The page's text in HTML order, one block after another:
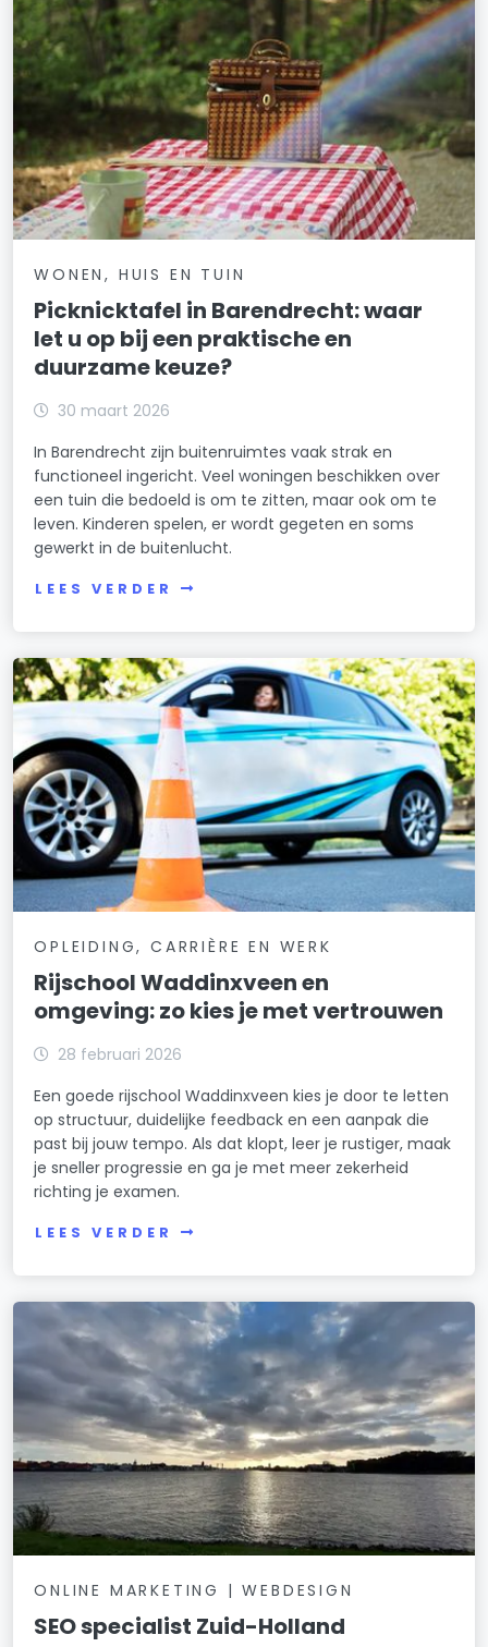
WONEN, HUIS EN TUIN
Picknicktafel in Barendrecht: waar
let u op bij een praktische en
duurzame keuze?
30 maart 2026
In Barendrecht zijn buitenruimtes vaak strak en
functioneel ingericht. Veel woningen beschikken over
een tuin die bedoeld is om te zitten, maar ook om te
leven. Kinderen spelen, er wordt gegeten en soms
gewerkt in de buitenlucht.
LEES VERDER
OPLEIDING, CARRIÈRE EN WERK
Rijschool Waddinxveen en
omgeving: zo kies je met vertrouwen
28 februari 2026
Een goede rijschool Waddinxveen kies je door te letten
op structuur, duidelijke feedback en een aanpak die
past bij jouw tempo. Als dat klopt, leer je rustiger, maak
je sneller progressie en ga je met meer zekerheid
richting je examen.
LEES VERDER
ONLINE MARKETING | WEBDESIGN
SEO specialist Zuid-Holland